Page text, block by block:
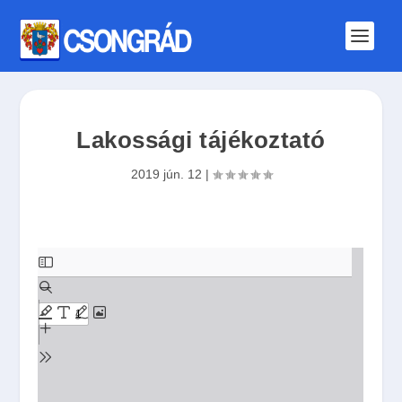
Lakossági tájékoztató
2019 jún. 12 |
S
k
i
p
o